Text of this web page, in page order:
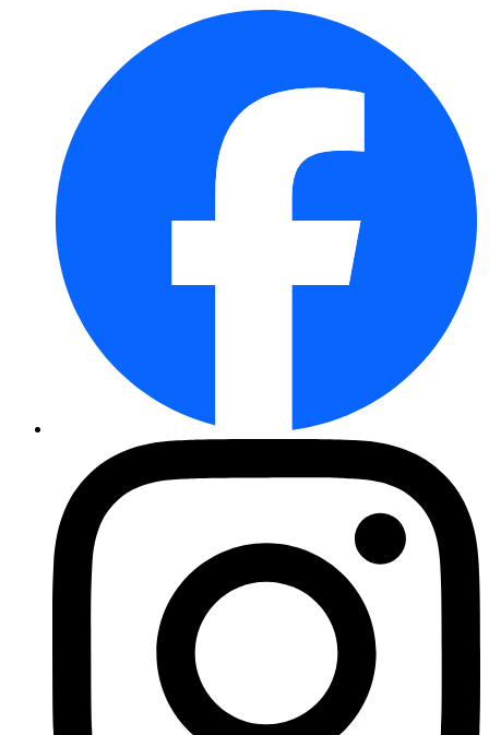
Erdbeere Flair (Reifezeit: seh ...
Erdbeere Senga® Sengana® HZ wu ...